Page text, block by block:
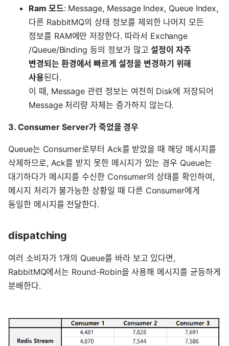
Ram 모드: Message, Message Index, Queue Index,
다른 RabbitMQ의 상태 정보를 제외한 나머지 모든
정보를 RAM에만 저장한다. 따라서 Exchange
/Queue/Binding 등의 정보가 많고설정이 자주
변경되는 환경에서 빠르게 설정을 변경하기 위해
사용된다.
이 때, Message 관련 정보는 여전히 Disk에 저장되어
Message 처리량 자체는 증가하지 않는다.
3. Consumer Server가 죽었을 경우
Queue는 Consumer로부터 Ack를 받았을 때 해당 메시지를
삭제하므로, Ack를 받지 못한 메시지가 있는 경우 Queue는
대기하다가 메시지를 수신한 Consumer의 상태를 확인하여,
메시지 처리가 불가능한 상황일 때 다른 Consumer에게
동일한 메시지를 전달한다.
dispatching
여러 소비자가 1개의 Queue를 바라 보고 있다면,
RabbitMQ에서는 Round-Robin을 사용해 메시지를 균등하게
분배한다.